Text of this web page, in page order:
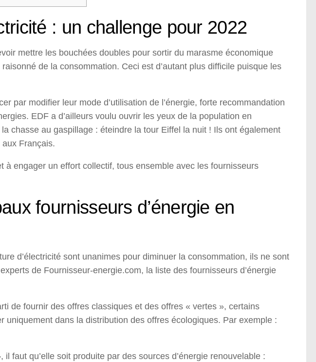
: un challenge pour 2022
mettre les bouchées doubles pour sortir du marasme économique
de la consommation. Ceci est d’autant plus difficile puisque les
par modifier leur mode d’utilisation de l’énergie, forte recommandation
EDF a d’ailleurs voulu ouvrir les yeux de la population en
chasse au gaspillage : éteindre la tour Eiffel la nuit ! Ils ont également
Français.
à engager un effort collectif, tous ensemble avec les fournisseurs
fournisseurs d’énergie en
d’électricité sont unanimes pour diminuer la consommation, ils ne sont
de Fournisseur-energie.com, la liste des fournisseurs d’énergie
de fournir des offres classiques et des offres « vertes », certains
uniquement dans la distribution des offres écologiques. Par exemple :
faut qu’elle soit produite par des sources d’énergie renouvelable :